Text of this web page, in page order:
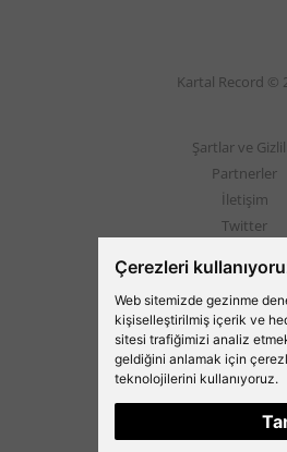
Çerezleri
Web sitemizde gezinme
kişiselleştirilmiş içerik ve
sitesi trafiğimizi analiz
geldiğini anlamak için
teknolojilerini kullanıyoruz.
Kartal Record ©
Şartlar ve
Partnerler
İletişim
Twitter
Beşiktaş'ın